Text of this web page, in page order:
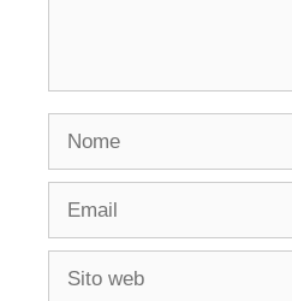
Nome
Email
Sito